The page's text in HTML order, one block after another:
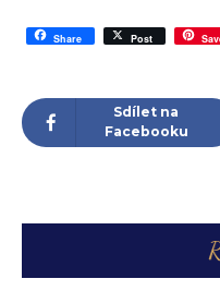
Share Post
Sdílet na
Facebooku